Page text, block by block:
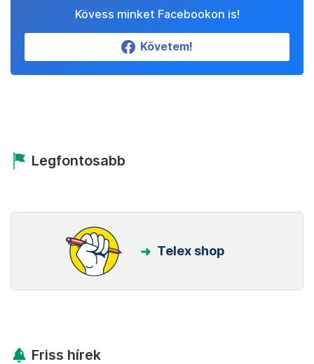
Kövess minket Facebookon is!
Követem!
Legfontosabb
Telex shop
Friss hírek